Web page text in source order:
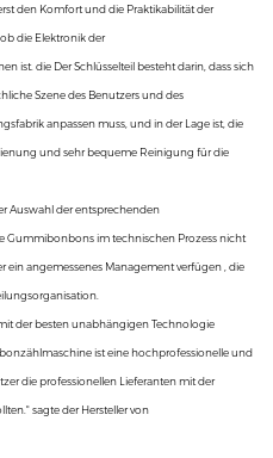
den Komfort und die Praktikabilität der
die Elektronik der
ist. die Der Schlüsselteil besteht darin, dass sich
Szene des Benutzers und des
anpassen muss, und in der Lage ist, die
und sehr bequeme Reinigung für die
Auswahl der entsprechenden
Gummibonbons im technischen Prozess nicht
ein angemessenes Management verfügen , die
der besten unabhängigen Technologie
ist eine hochprofessionelle und
die professionellen Lieferanten mit der
sagte der Hersteller von